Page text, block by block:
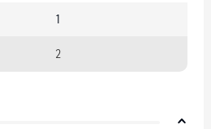
1
2